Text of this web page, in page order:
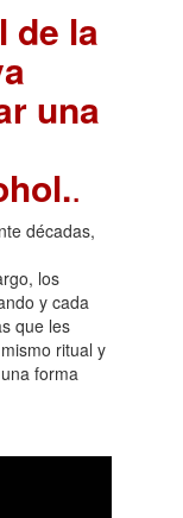
de la
una
.
décadas,
los
y cada
que les
ritual y
forma